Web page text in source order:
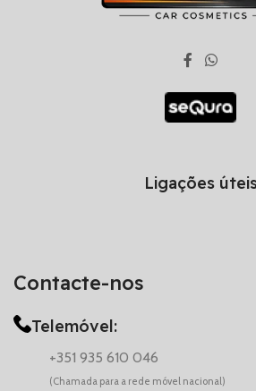
Contacte-nos
Telemóvel:
+351 935 610 046
(Chamada para a rede móvel nacional)
Ligações